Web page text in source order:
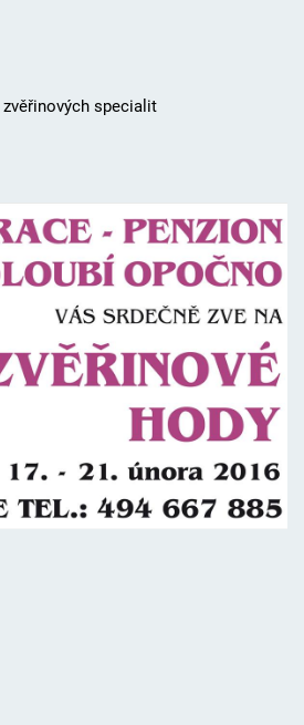
specialit